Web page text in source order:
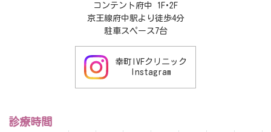
コンテント府中 1F･2F
京王線府中駅より徒歩4分
駐車スペース7台
幸町IVFクリニック
Instagram
診療時間